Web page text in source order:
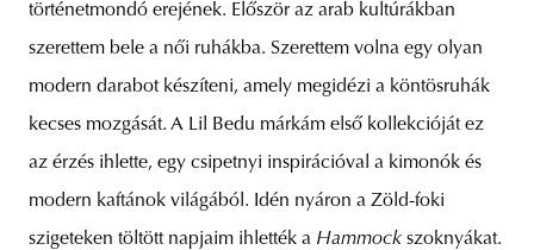
történetmondó erejének. Először az arab kultúrákban
szerettem bele a női ruhákba. Szerettem volna egy olyan
modern darabot készíteni, amely megidézi a köntösruhák
kecses mozgását. A Lil Bedu márkám első kollekcióját ez
az érzés ihlette, egy csipetnyi inspirációval a kimonók és
modern kaftánok világából. Idén nyáron a Zöld-foki
szigeteken töltött napjaim ihlették a Hammock szoknyákat.